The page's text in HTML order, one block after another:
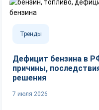
Тренды
Дефицит бензина в
причины,
решения
7 июля 2026